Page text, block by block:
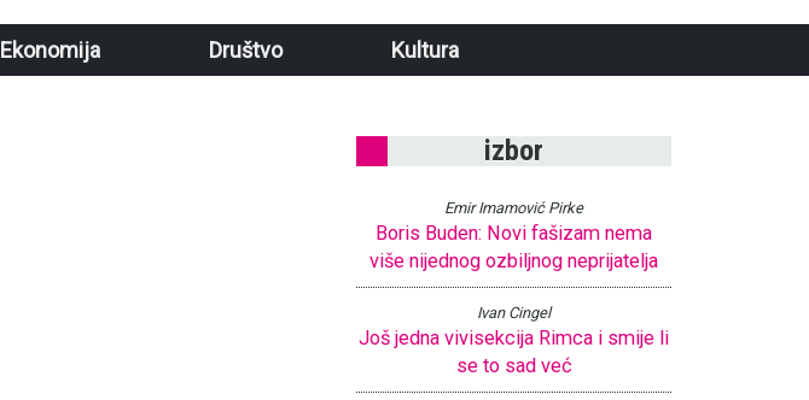
Ekonomija Društvo Kultura
izbor
Emir Imamović Pirke
Boris Buden: Novi fašizam nema
više nijednog ozbiljnog neprijatelja
Ivan Cingel
Još jedna vivisekcija Rimca i smije li
se to sad već